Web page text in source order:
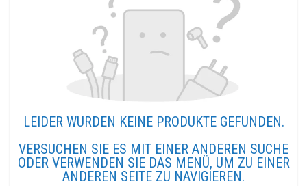
LEIDER WURDEN KEINE PRODUKTE GEFUNDEN.
VERSUCHEN SIE ES MIT EINER ANDEREN SUCHE
ODER VERWENDEN SIE DAS MENÜ, UM ZU EINER
ANDEREN SEITE ZU NAVIGIEREN.